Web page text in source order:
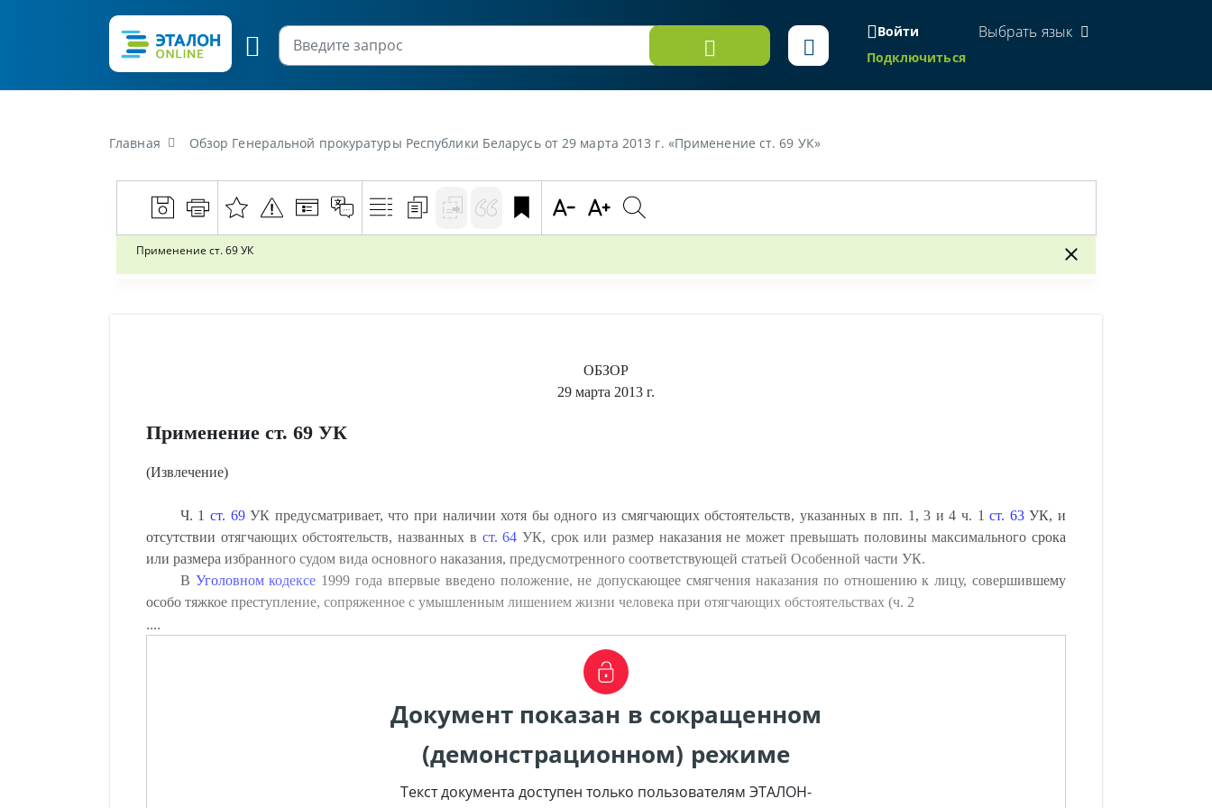
Войти
Подключиться
Выбрать язык
Главная Обзор Генеральной прокуратуры Республики Беларусь от 29 марта 2013 г. «Применение ст. 69 УК»
Применение ст. 69 УК
ОБЗОР
29 марта 2013 г.
Применение ст. 69 УК
(Извлечение)
Ч. 1 ст. 69УК предусматривает, что при наличии хотя бы одного из смягчающих обстоятельств, указанных в пп. 1, 3 и 4 ч. 1ст. 63УК, и
отсутствии отягчающих обстоятельств, названных в ст. 64 УК, срок или размер наказания не может превышать половины максимального срока
или размера избранного судом вида основного наказания, предусмотренного соответствующей статьей Особенной части УК.
В Уголовном кодексе 1999 года впервые введено положение, не допускающее смягчения наказания по отношению к лицу, совершившему
особо тяжкое преступление, сопряженное с умышленным лишением жизни человека при отягчающих обстоятельствах (ч. 2
....
Документ показан в сокращенном
(демонстрационном) режиме
Текст документа доступен только пользователям ЭТАЛОН-